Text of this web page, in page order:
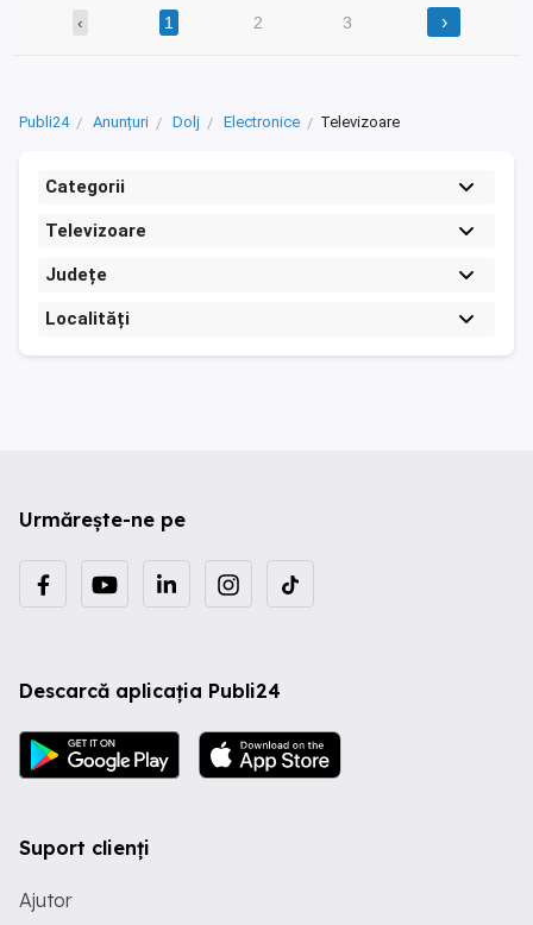
‹ 1 2 3 ›
Publi24 Anunțuri Dolj Electronice Televizoare
Categorii
Televizoare
Județe
Localități
Urmărește-ne pe
Descarcă aplicația Publi24
Suport clienți
Ajutor